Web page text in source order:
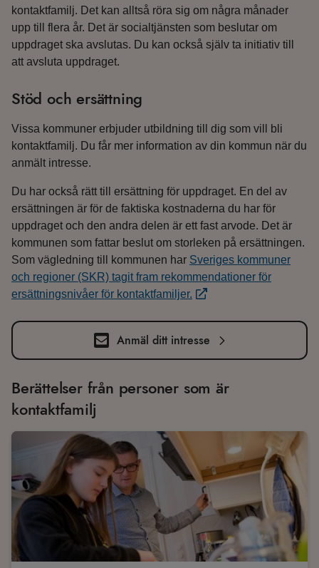
kontaktfamilj. Det kan alltså röra sig om några månader
upp till flera år. Det är socialtjänsten som beslutar om
uppdraget ska avslutas. Du kan också själv ta initiativ till
att avsluta uppdraget.
Stöd och ersättning
Vissa kommuner erbjuder utbildning till dig som vill bli
kontaktfamilj. Du får mer information av din kommun när du
anmält intresse.
Du har också rätt till ersättning för uppdraget. En del av
ersättningen är för de faktiska kostnaderna du har för
uppdraget och den andra delen är ett fast arvode. Det är
kommunen som fattar beslut om storleken på ersättningen.
Som vägledning till kommunen har Sveriges kommuner
och regioner (SKR) tagit fram rekommendationer för
ersättningsnivåer för kontaktfamiljer.
Anmäl ditt intresse
Berättelser från personer som är
kontaktfamilj